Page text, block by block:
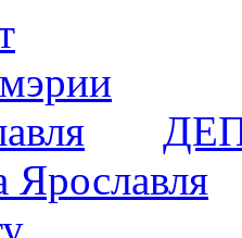
Ярославля